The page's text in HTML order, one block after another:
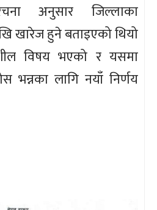
अनुसार जिल्लाका
खारेज हुने बताइएको थियो
विषय भएको र यसमा
भन्नका लागि नयाँ निर्णय